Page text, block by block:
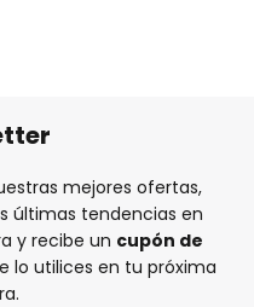
mejores ofertas,
últimas tendencias en
y recibe un cupón de
lo utilices en tu próxima